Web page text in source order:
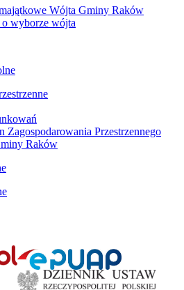
Wójta Gminy Raków
o wyborze wójta
Zagospodarowania Przestrzennego
Raków